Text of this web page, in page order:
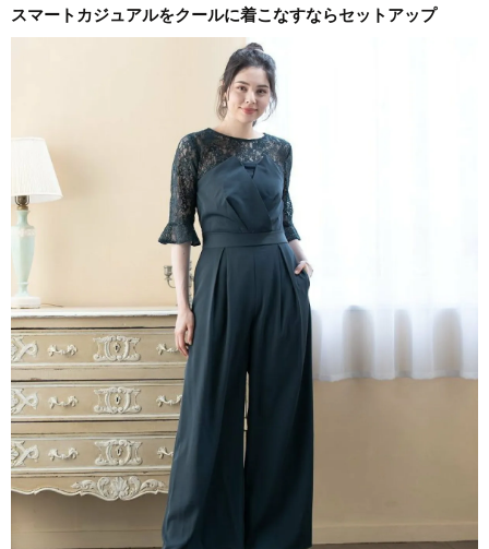
スマートカジュアルをクールに着こなすならセットアップ